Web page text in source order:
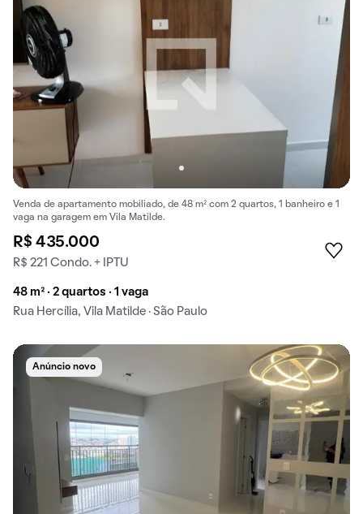
Venda de apartamento mobiliado, de 48 m² com 2 quartos, 1 banheiro e 1
vaga na garagem em Vila Matilde.
R$ 435.000
R$ 221 Condo. + IPTU
48 m² · 2 quartos · 1 vaga
Rua Hercília, Vila Matilde · São Paulo
Anúncio novo